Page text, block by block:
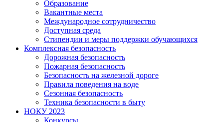
Образование
Вакантные места
Международное сотрудничество
Доступная среда
Стипендии и меры поддержки обучающихся
Комплексная безопасность
Дорожная безопасность
Пожарная безопасность
Безопасность на железной дороге
Правила поведения на воде
Сезонная безопасность
Техника безопасности в быту
НОКУ 2023
Конкурсы